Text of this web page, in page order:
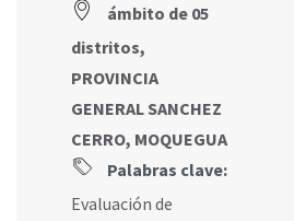
ámbito de 05
distritos,
PROVINCIA
GENERAL SANCHEZ
CERRO, MOQUEGUA
Palabras clave:
Evaluación de